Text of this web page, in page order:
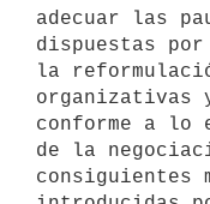
adecuar las
dispuestas
la
organizativas
conforme a lo
de la
consiguientes